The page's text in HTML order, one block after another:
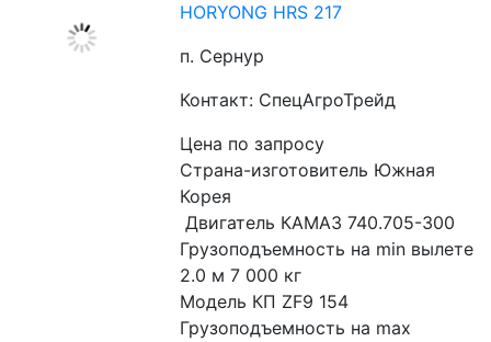
HORYONG HRS 217
п. Сернур
Контакт: СпецАгроТрейд
Цена по запросу
Страна-изготовитель Южная
Корея
Двигатель КАМАЗ 740.705-300
Грузоподъемность на min вылете
2.0 м 7 000 кг
Модель КП ZF9 154
Грузоподъемность на max